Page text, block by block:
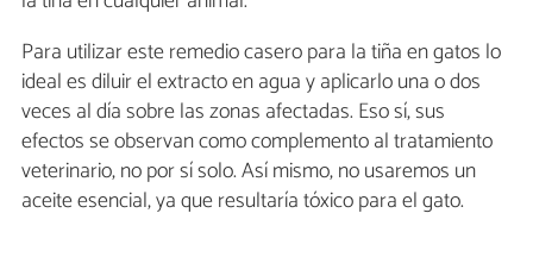
Para utilizar este remedio casero para la tiña en gatos lo
ideal es diluir el extracto en agua y aplicarlo una o dos
veces al día sobre las zonas afectadas. Eso sí, sus
efectos se observan como complemento al tratamiento
veterinario, no por sí solo. Así mismo, no usaremos un
aceite esencial, ya que resultaría tóxico para el gato.